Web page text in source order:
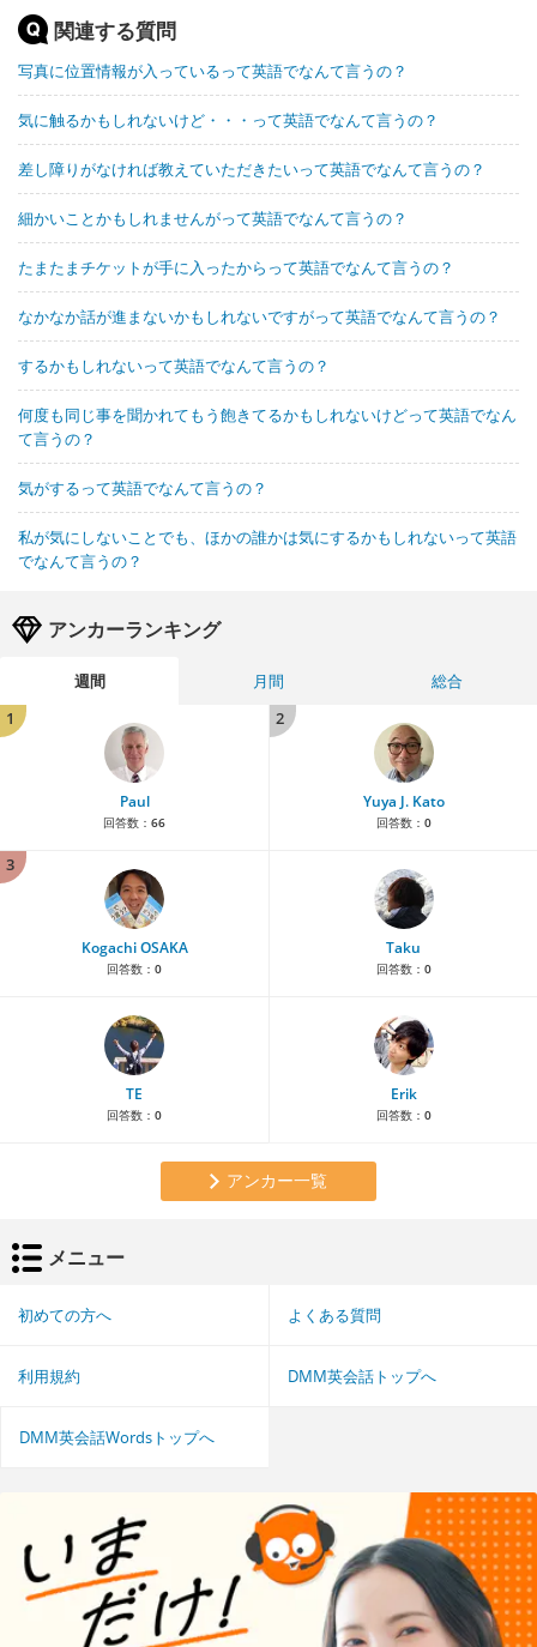
関連する質問
写真に位置情報が入っているって英語でなんて言うの？
気に触るかもしれないけど・・・って英語でなんて言うの？
差し障りがなければ教えていただきたいって英語でなんて言うの？
細かいことかもしれませんがって英語でなんて言うの？
たまたまチケットが手に入ったからって英語でなんて言うの？
なかなか話が進まないかもしれないですがって英語でなんて言うの？
するかもしれないって英語でなんて言うの？
何度も同じ事を聞かれてもう飽きてるかもしれないけどって英語でなん
て言うの？
気がするって英語でなんて言うの？
私が気にしないことでも、ほかの誰かは気にするかもしれないって英語
でなんて言うの？
アンカーランキング
週間 月間
総合
1
Paul
回答数： 66
2
Yuya J. Kato
回答数： 0
3
Kogachi OSAKA
回答数： 0
Taku
回答数： 0
TE
回答数： 0
Erik
回答数： 0
アンカー一覧
メニュー
初めての方へ よくある質問
利用規約 DMM英会話トップへ
DMM英会話Wordsトップへ